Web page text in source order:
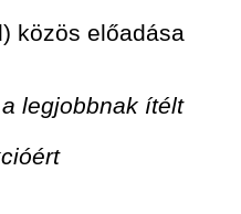
közös előadása
legjobbnak ítélt